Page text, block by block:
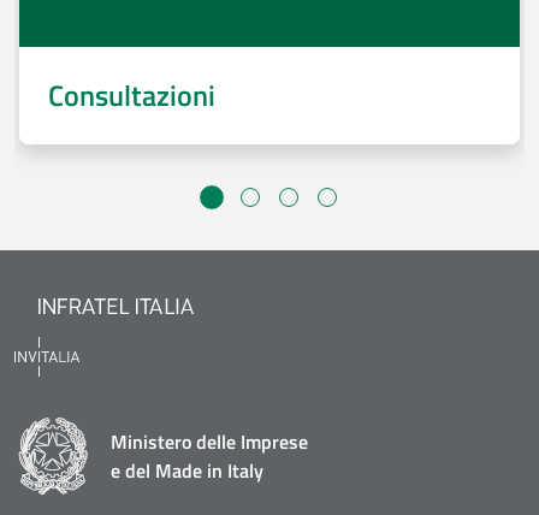
Consultazioni
Ministero delle Imprese
e del Made in Italy